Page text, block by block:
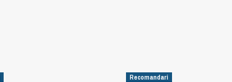
Recomandari